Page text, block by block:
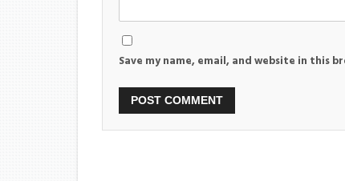
Save my name, email, and website in this